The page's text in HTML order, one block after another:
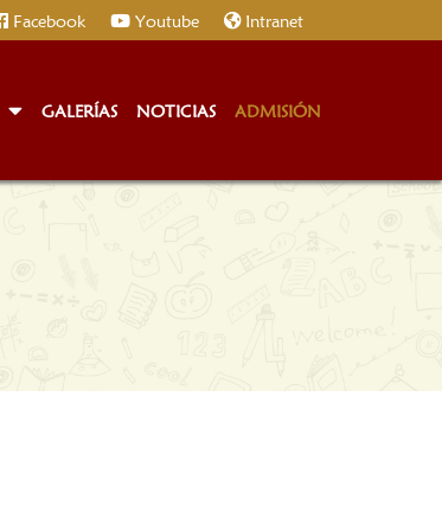
Facebook Youtube Intranet
GALERÍAS NOTICIAS ADMISIÓN